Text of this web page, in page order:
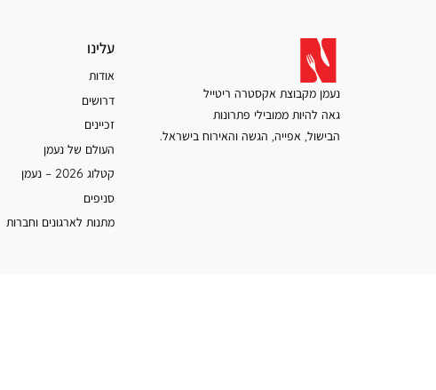
נעמן מקבוצת אקסטרה ריטייל
גאה להיות ממובילי פתרונות
הבישול, אפייה, הגשה והאירוח בישראל.
עלינו
עלינו
אודות
דרושים
זכיינים
העולם של נעמן
קטלוג 2026 – נעמן
סניפים
מתנות לארגונים וחברות